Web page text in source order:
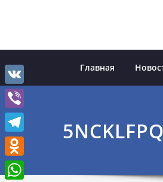
Главная
5NCKLFPQ
VK
Viber
Telegram
Odnoklassniki